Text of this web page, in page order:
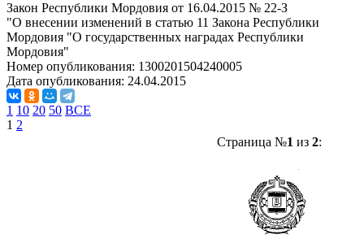
Закон Республики Мордовия от 16.04.2015 № 22-З
"О внесении изменений в статью 11 Закона Республики
Мордовия "О государственных наградах Республики
Мордовия"
Номер опубликования: 1300201504240005
Дата опубликования: 24.04.2015
1 10 20 50 ВСЕ
1 2
Страница №1 из 2: